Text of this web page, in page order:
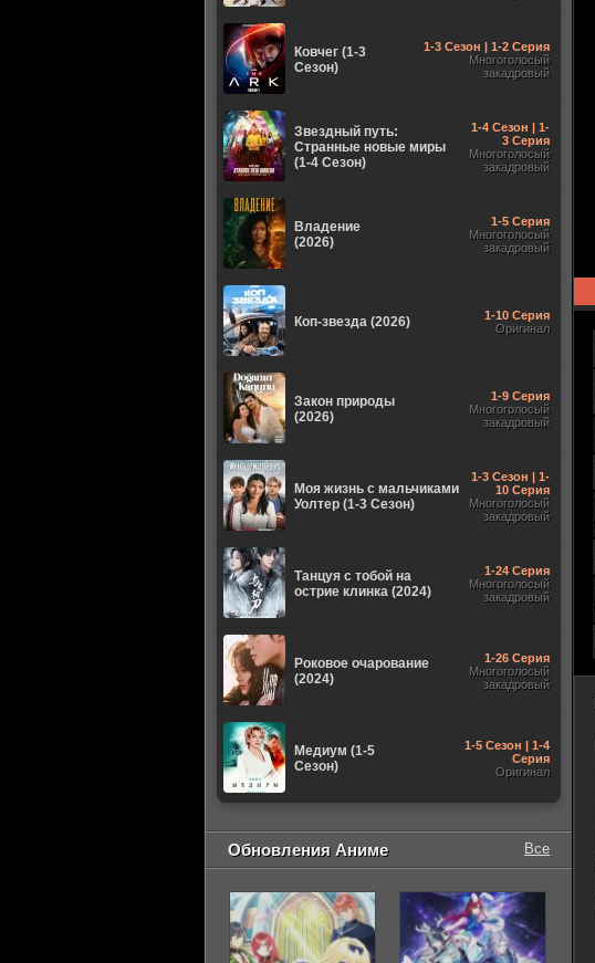
Ковчег (1-3
Сезон)
1-3 Сезон | 1-2 Серия
Многоголосый
закадровый
Звездный путь:
Странные новые миры
(1-4 Сезон)
1-4 Сезон | 1-
3 Серия
Многоголосый
закадровый
Владение
(2026)
1-5 Серия
Многоголосый
закадровый
Коп-звезда (2026)
1-10 Серия
Оригинал
Закон природы
(2026)
1-9 Серия
Многоголосый
закадровый
Моя жизнь с мальчиками
Уолтер (1-3 Сезон)
1-3 Сезон | 1-
10 Серия
Многоголосый
закадровый
Танцуя с тобой на
острие клинка (2024)
1-24 Серия
Многоголосый
закадровый
Роковое очарование
(2024)
1-26 Серия
Многоголосый
закадровый
Медиум (1-5
Сезон)
1-5 Сезон | 1-4
Серия
Оригинал
Обновления Аниме Все